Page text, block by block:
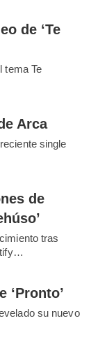
de ‘Te
tema Te
Arca
single
de
tras
‘Pronto’
su nuevo